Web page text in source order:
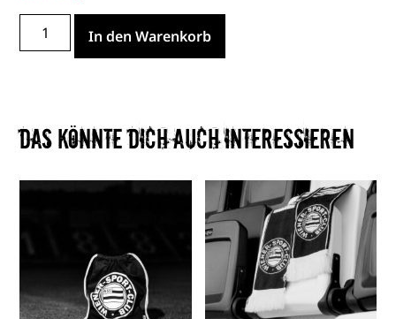
In den Warenkorb
Das könnte dich auch interessieren